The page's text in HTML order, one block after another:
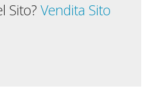
Sito? Vendita Sito